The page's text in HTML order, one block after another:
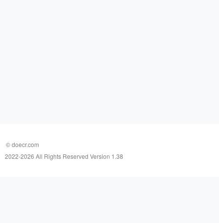
© doecr.com
2022-2026 All Rights Reserved Version 1.38